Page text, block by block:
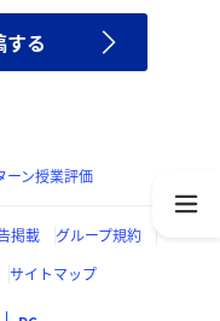
る
ーン授業評価
掲載
グループ規約
サイトマップ